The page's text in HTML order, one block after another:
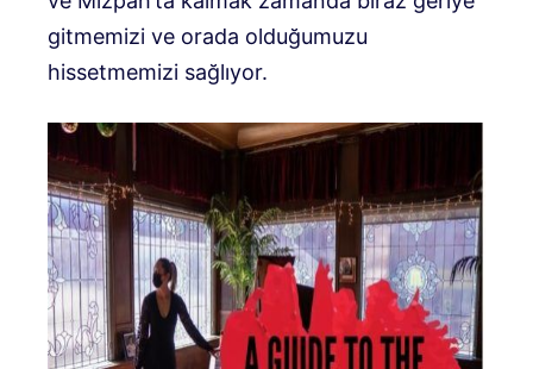
gitmemizi ve orada olduğumuzu
hissetmemizi sağlıyor.